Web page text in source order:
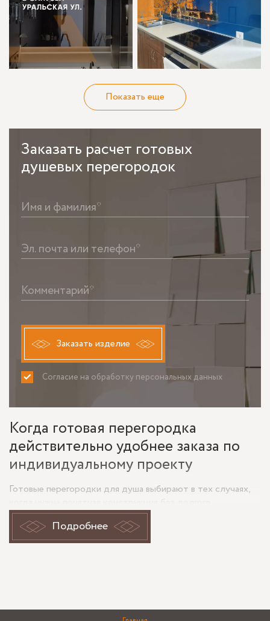
Показать еще
Заказать расчет готовых
душевых перегородок
Имя и фамилия*
Эл. почта или телефон*
Комментарий*
Заказать изделие
Согласие на обработку персональных данных
ПРИНИМАЮ НЕ ПРИНИМАЮ
Когда готовая перегородка
действительно удобнее заказа по
индивидуальному проекту
Готовые перегородки для душа выбирают в тех случаях,
согласования чертежей. Это частый вариант для квартир с
типовой ванной, гостевых санузлов, апартаментов под
аренду и быстрых ремонтов, где важны сроки установки.
Но здесь есть нюанс: душевая перегородка из стекла
Подробнее